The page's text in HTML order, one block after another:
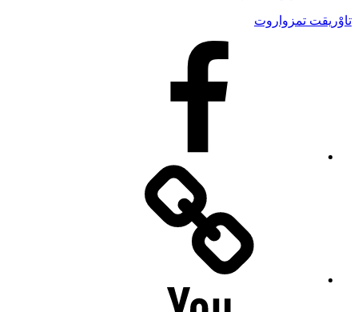
تاوْريقت تمزواروت